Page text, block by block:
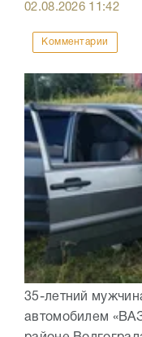
02.08.2026 11:42
Комментарии
35-летний
автомобилем